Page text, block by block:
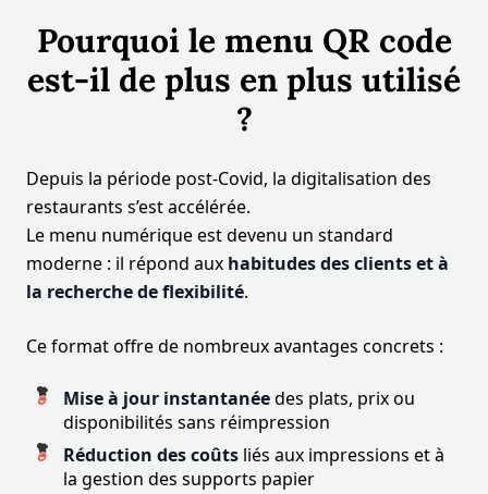
Pourquoi le menu QR code
est-il de plus en plus utilisé
?
Depuis la période post-Covid, la digitalisation des
restaurants s’est accélérée.
Le menu numérique est devenu un standard
moderne : il répond aux habitudes des clients et à
la recherche de flexibilité.
Ce format offre de nombreux avantages concrets :
Mise à jour instantanéedes plats, prix ou
disponibilités sans réimpression
Réduction des coûts liés aux impressions et à
la gestion des supports papier